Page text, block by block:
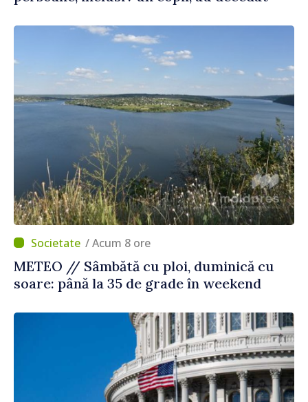
/ Acum 8 ore
METEO // Sâmbătă cu ploi, duminică cu
soare: până la 35 de grade în weekend